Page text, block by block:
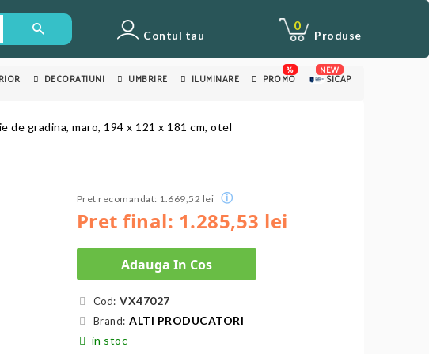
Contul tau Produse
0
DECORATIUNI UMBRIRE ILUMINARE PROMO
%
SICAP
NEW
de gradina, maro, 194 x 121 x 181 cm, otel
Pret final: 1.285,53 lei
Pret recomandat: 1.669,52 lei ⓘ
Adauga In Cos
Cod: VX47027
Brand: ALTI PRODUCATORI
in stoc